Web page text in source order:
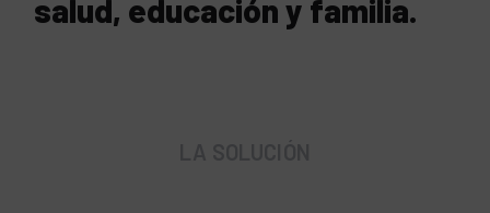
salud, educación y familia.